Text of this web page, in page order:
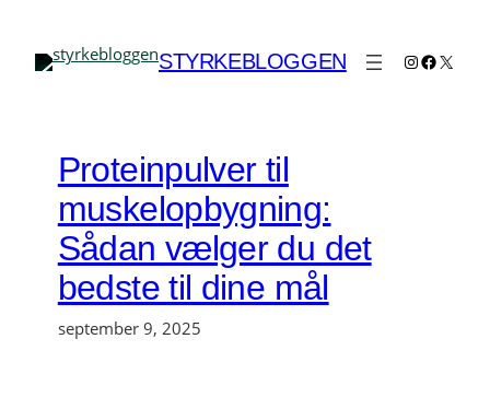
indhold
STYRKEBLOGGEN Instagram
X
Proteinpulver til
muskelopbygning:
Sådan vælger du det
bedste til dine mål
september 9, 2025